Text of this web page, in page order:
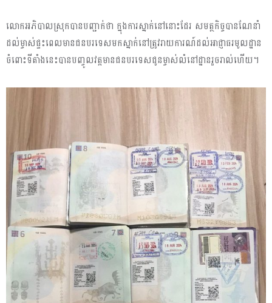
លោកអភិបាលស្រុកបានបញ្ជាក់ថា ក្នុងការស្នាក់នៅនោះដែរ សមត្ថកិច្ចបានណែនាំ
ដល់ម្ចាស់ផ្ទះពេលមានជនបរទេសមកស្នាក់នៅត្រូវរាយការណ៍ដល់អាជ្ញាធរមូលដ្ឋាន
ចំពោះទីតាំងនេះបានបញ្ចូលវត្តមានជនបរទេសជូនម្ចាស់លំនៅដ្ឋានរួចរាល់ហើយ។